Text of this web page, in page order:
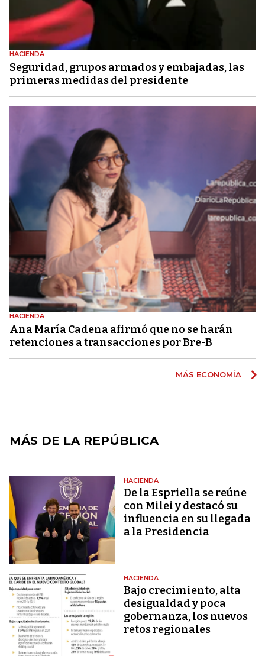
HACIENDA
Seguridad, grupos armados y embajadas, las
primeras medidas del presidente
HACIENDA
Ana María Cadena afirmó que no se harán
retenciones a transacciones por Bre-B
MÁS ECONOMÍA
MÁS DE LA REPÚBLICA
HACIENDA
De la Espriella se reúne
con Milei y destacó su
influencia en su llegada
a la Presidencia
HACIENDA
Bajo crecimiento, alta
desigualdad y poca
gobernanza, los nuevos
retos regionales